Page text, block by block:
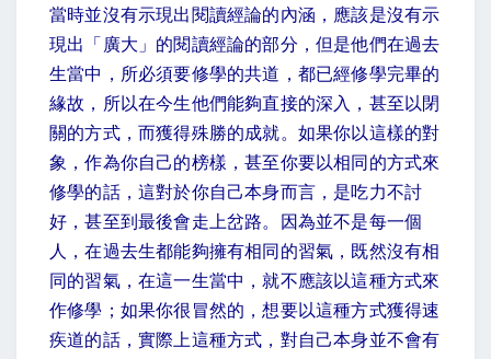
當時並沒有示現出閱讀經論的內涵，應該是沒有示
現出「廣大」的閱讀經論的部分，但是他們在過去
生當中，所必須要修學的共道，都已經修學完畢的
緣故，所以在今生他們能夠直接的深入，甚至以閉
關的方式，而獲得殊勝的成就。如果你以這樣的對
象，作為你自己的榜樣，甚至你要以相同的方式來
修學的話，這對於你自己本身而言，是吃力不討
好，甚至到最後會走上岔路。因為並不是每一個
人，在過去生都能夠擁有相同的習氣，既然沒有相
同的習氣，在這一生當中，就不應該以這種方式來
作修學；如果你很冒然的，想要以這種方式獲得速
疾道的話，實際上這種方式，對自己本身並不會有